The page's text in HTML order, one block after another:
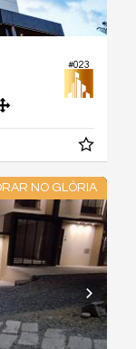
#023
NO GLÓRIA